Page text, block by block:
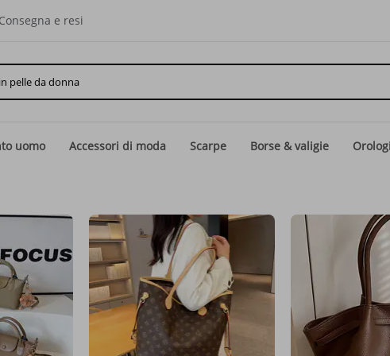
Consegna e resi
uomo Accessori di moda Scarpe Borse & valigie Orologi